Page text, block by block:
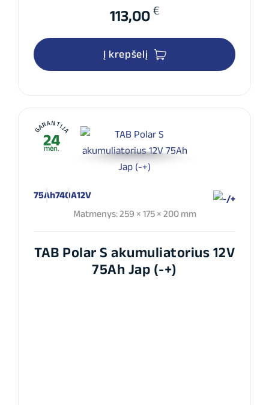
113,00 €
Į krepšelį
GARANTIJA
24
mėn.
75Ah740A12V
Matmenys: 259 × 175 × 200 mm
TAB Polar S akumuliatorius 12V
75Ah Jap (-+)